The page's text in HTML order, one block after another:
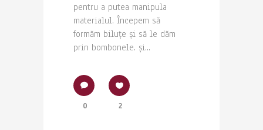
pentru a putea manipula
materialul. Începem să
formăm biluțe și să le dăm
prin bombonele. și...
0 2